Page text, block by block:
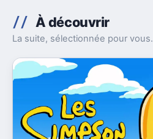
À découvrir
La suite, sélectionnée pour vous.